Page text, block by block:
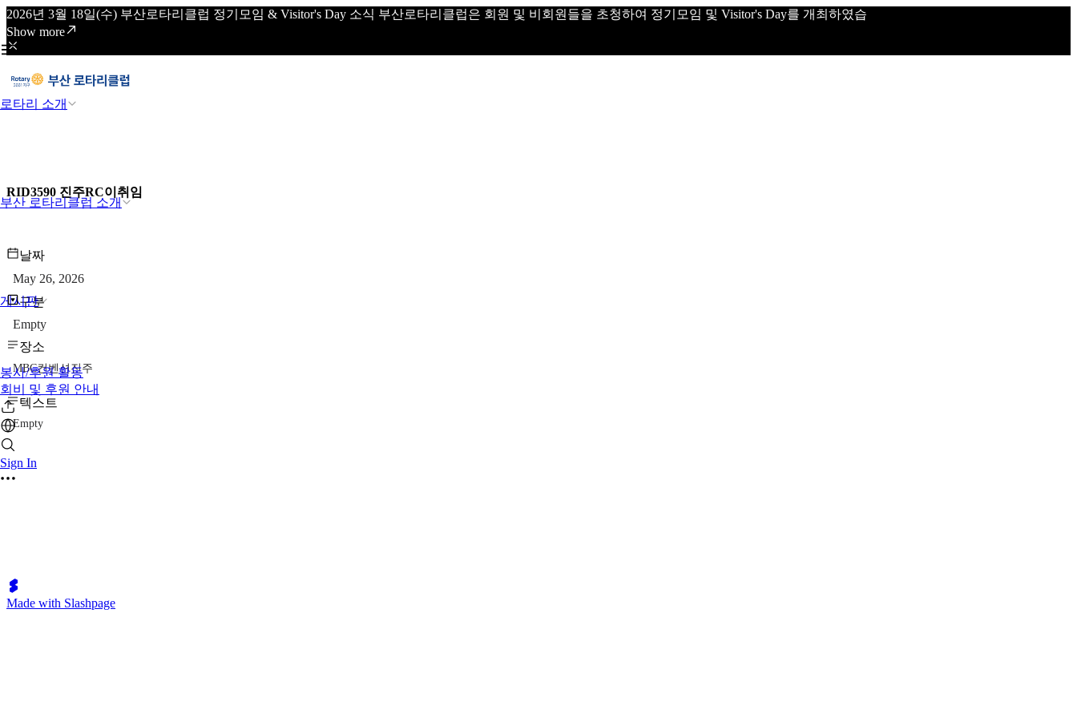
2026년 3월 18일(수) 부산로타리클럽 정기모임 & Visitor's Day 소식 부산로타리클럽은 회원 및 비회원들을 초청하여 정기모임 및 Visitor's Day를 개최하였습
Show more
로타리 소개
부산 로타리클럽 소개
게시판
봉사/후원 활동
회비 및 후원 안내
Sign In
RID3590 진주RC이취임
날짜
May 26, 2026
구분
Empty
장소
MBC컨벤션진주
텍스트
Empty
Made with Slashpage